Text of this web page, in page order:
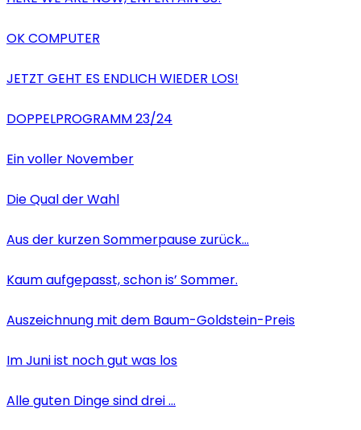
OK COMPUTER
JETZT GEHT ES ENDLICH WIEDER LOS!
DOPPELPROGRAMM 23/24
Ein voller November
Die Qual der Wahl
Aus der kurzen Sommerpause zurück…
Kaum aufgepasst, schon is’ Sommer.
Auszeichnung mit dem Baum-Goldstein-Preis
Im Juni ist noch gut was los
Alle guten Dinge sind drei …